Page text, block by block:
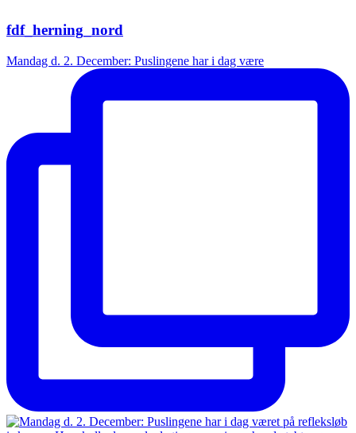
fdf_herning_nord
Mandag d. 2. December: Puslingene har i dag være